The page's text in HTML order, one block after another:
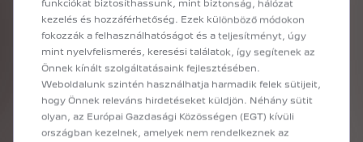
funkciókat biztosíthassunk, mint biztonság, hálózat
kezelés és hozzáférhetőség. Ezek különböző módokon
fokozzák a felhasználhatóságot és a teljesítményt, úgy
mint nyelvfelismerés, keresési találatok, így segítenek az
Önnek kínált szolgáltatásaink fejlesztésében.
Weboldalunk szintén használhatja harmadik felek sütijeit,
hogy Önnek releváns hirdetéseket küldjön. Néhány sütit
olyan, az Európai Gazdasági Közösségen (EGT) kívüli
országban kezelnek, amelyek nem rendelkeznek az